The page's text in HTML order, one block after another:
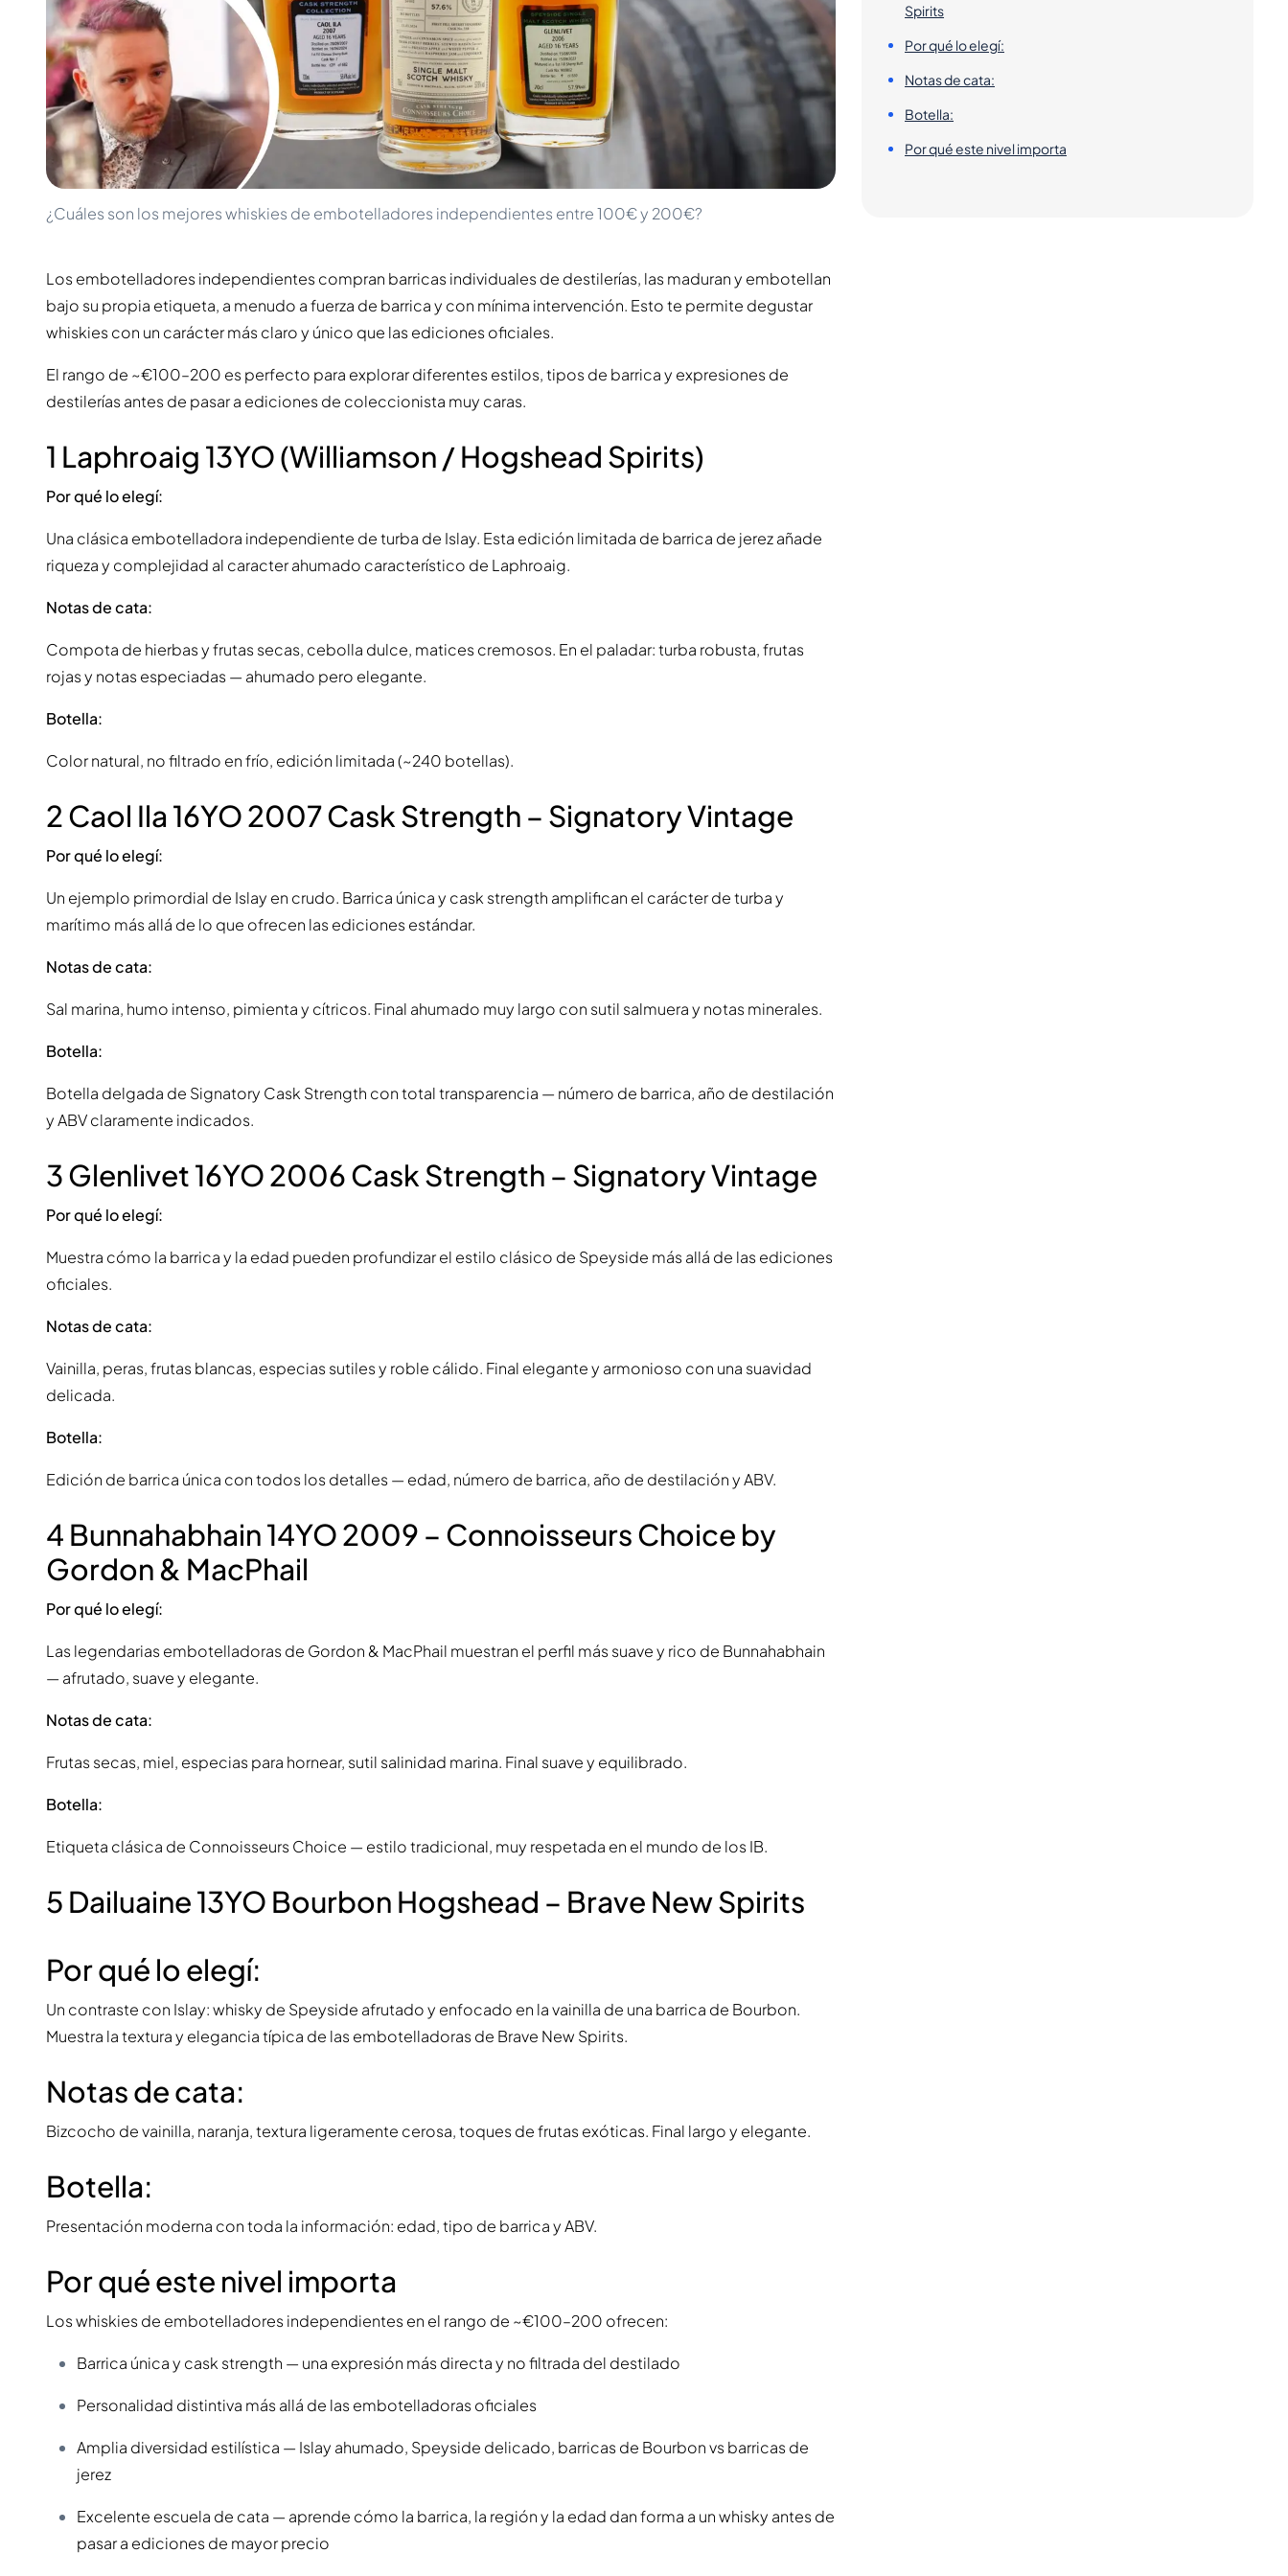
200-500€
Próximos Lanzamientos
Colecciones
Favoritos de Clientes
Raro y Coleccionable
Ediciones Limitadas
Destilería Cerrada
Whisky Dulce
Diplomatico
Don Julio
Gin Mare
Mangabeiras
Hennessy
Martell
Monkey 47
Remy Martin
Ron Zacapa
¿Cuáles son los mejores whiskies de embotelladores independientes entre 100€ y 200€?
Los embotelladores independientes compran barricas individuales de destilerías, las maduran y embotellan
bajo su propia etiqueta, a menudo a fuerza de barrica y con mínima intervención. Esto te permite degustar
whiskies con un carácter más claro y único que las ediciones oficiales.
El rango de ~€100–200 es perfecto para explorar diferentes estilos, tipos de barrica y expresiones de
destilerías antes de pasar a ediciones de coleccionista muy caras.
1 Laphroaig 13YO (Williamson / Hogshead Spirits)
Por qué lo elegí:
Una clásica embotelladora independiente de turba de Islay. Esta edición limitada de barrica de jerez añade
riqueza y complejidad al caracter ahumado característico de Laphroaig.
Notas de cata:
Compota de hierbas y frutas secas, cebolla dulce, matices cremosos. En el paladar: turba robusta, frutas
rojas y notas especiadas — ahumado pero elegante.
Botella:
Color natural, no filtrado en frío, edición limitada (~240 botellas).
2 Caol Ila 16YO 2007 Cask Strength – Signatory Vintage
Por qué lo elegí:
Un ejemplo primordial de Islay en crudo. Barrica única y cask strength amplifican el carácter de turba y
marítimo más allá de lo que ofrecen las ediciones estándar.
Notas de cata:
Sal marina, humo intenso, pimienta y cítricos. Final ahumado muy largo con sutil salmuera y notas minerales.
Botella:
Botella delgada de Signatory Cask Strength con total transparencia — número de barrica, año de destilación
y ABV claramente indicados.
3 Glenlivet 16YO 2006 Cask Strength – Signatory Vintage
Por qué lo elegí:
Muestra cómo la barrica y la edad pueden profundizar el estilo clásico de Speyside más allá de las ediciones
oficiales.
Notas de cata:
Vainilla, peras, frutas blancas, especias sutiles y roble cálido. Final elegante y armonioso con una suavidad
delicada.
Botella:
Edición de barrica única con todos los detalles — edad, número de barrica, año de destilación y ABV.
4 Bunnahabhain 14YO 2009 – Connoisseurs Choice by
Gordon & MacPhail
Por qué lo elegí:
Las legendarias embotelladoras de Gordon & MacPhail muestran el perfil más suave y rico de Bunnahabhain
— afrutado, suave y elegante.
Notas de cata:
Frutas secas, miel, especias para hornear, sutil salinidad marina. Final suave y equilibrado.
Botella:
Etiqueta clásica de Connoisseurs Choice — estilo tradicional, muy respetada en el mundo de los IB.
5 Dailuaine 13YO Bourbon Hogshead – Brave New Spirits
Por qué lo elegí:
Un contraste con Islay: whisky de Speyside afrutado y enfocado en la vainilla de una barrica de Bourbon.
Muestra la textura y elegancia típica de las embotelladoras de Brave New Spirits.
Notas de cata:
Bizcocho de vainilla, naranja, textura ligeramente cerosa, toques de frutas exóticas. Final largo y elegante.
Botella:
Presentación moderna con toda la información: edad, tipo de barrica y ABV.
Por qué este nivel importa
Los whiskies de embotelladores independientes en el rango de ~€100–200 ofrecen:
Barrica única y cask strength — una expresión más directa y no filtrada del destilado
Personalidad distintiva más allá de las embotelladoras oficiales
Amplia diversidad estilística — Islay ahumado, Speyside delicado, barricas de Bourbon vs barricas de
jerez
Excelente escuela de cata — aprende cómo la barrica, la región y la edad dan forma a un whisky antes de
pasar a ediciones de mayor precio
Spirits
Por qué lo elegí:
Notas de cata:
Botella:
Por qué este nivel importa